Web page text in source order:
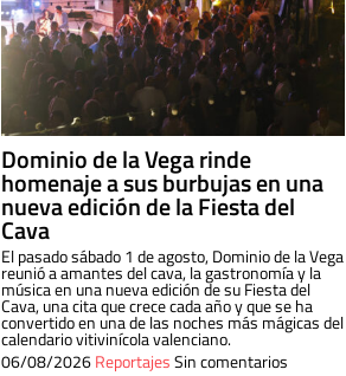
Dominio de la Vega rinde
homenaje a sus burbujas en una
nueva edición de la Fiesta del
Cava
El pasado sábado 1 de agosto, Dominio de la Vega
reunió a amantes del cava, la gastronomía y la
música en una nueva edición de su Fiesta del
Cava, una cita que crece cada año y que se ha
convertido en una de las noches más mágicas del
calendario vitivinícola valenciano.
06/08/2026ReportajesSin comentarios